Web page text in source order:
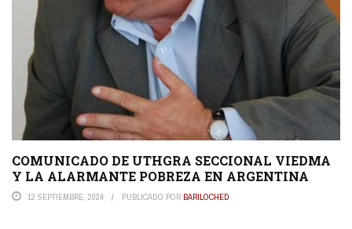
COMUNICADO DE UTHGRA SECCIONAL VIEDMA
Y LA ALARMANTE POBREZA EN ARGENTINA
12 SEPTIEMBRE, 2024 PUBLICADO POR BARILOCHED